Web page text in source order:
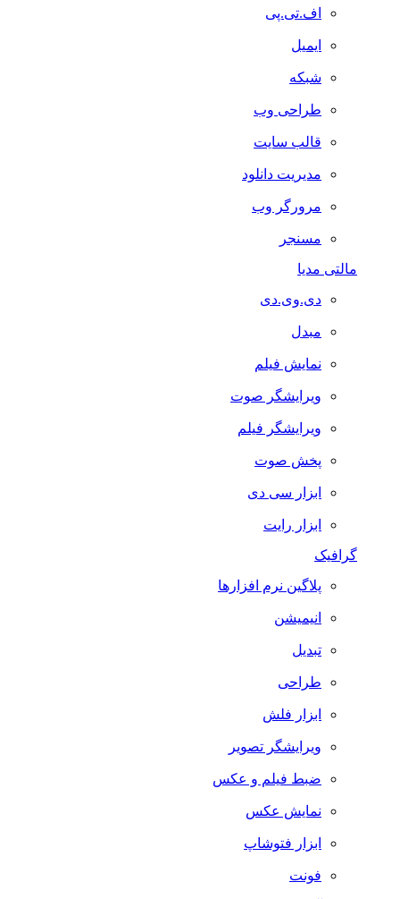
اف.تی.پی
ایمیل
شبکه
طراحی وب
قالب سایت
مدیریت دانلود
مرورگر وب
مسنجر
مالتی مدیا
دی.وی.دی
مبدل
نمایش فیلم
ویرایشگر صوت
ویرایشگر فیلم
پخش صوت
ابزار سی دی
ابزار رایت
گرافیک
پلاگین نرم افزارها
انیمیشن
تبدیل
طراحی
ابزار فلش
ویرایشگر تصویر
ضبط فيلم و عكس
نمایش عکس
ابزار فتوشاپ
فونت